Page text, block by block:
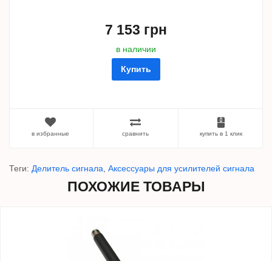
7 153 грн
в наличии
Купить
в избранные сравнить купить в 1 клик
Теги: Делитель сигнала Аксессуары для усилителей сигнала
ПОХОЖИЕ ТОВАРЫ